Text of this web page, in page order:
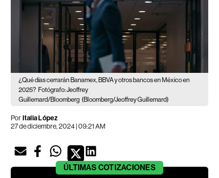
¿Qué días cerrarán Banamex, BBVA y otros bancos en México en
2025? Fotógrafo: Jeoffrey
Guillemard/Bloomberg (Bloomberg/Jeoffrey Guillemard)
PorItalia López
27 de diciembre, 2024 | 09:21 AM
ÚLTIMAS COTIZACIONES